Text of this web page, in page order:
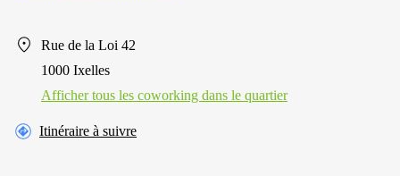
Rue de la Loi 42
1000 Ixelles
Afficher tous les сoworking dans le quartier
Itinéraire à suivre